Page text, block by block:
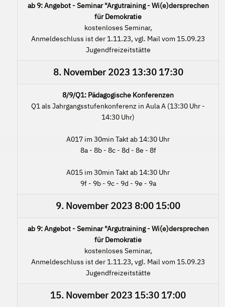
ab 9: Angebot - Seminar "Argutraining - Wi(e)dersprechen
für Demokratie
kostenloses Seminar,
Anmeldeschluss ist der 1.11.23, vgl. Mail vom 15.09.23
Jugendfreizeitstätte
8. November 2023 13:30 17:30
8/9/Q1: Pädagogische Konferenzen
Q1 als Jahrgangsstufenkonferenz in Aula A (13:30 Uhr -
14:30 Uhr)
A017 im 30min Takt ab 14:30 Uhr
8a - 8b - 8c - 8d - 8e - 8f
A015 im 30min Takt ab 14:30 Uhr
9f - 9b - 9c - 9d - 9e - 9a
9. November 2023 8:00 15:00
ab 9: Angebot - Seminar "Argutraining - Wi(e)dersprechen
für Demokratie
kostenloses Seminar,
Anmeldeschluss ist der 1.11.23, vgl. Mail vom 15.09.23
Jugendfreizeitstätte
15. November 2023 15:30 17:00